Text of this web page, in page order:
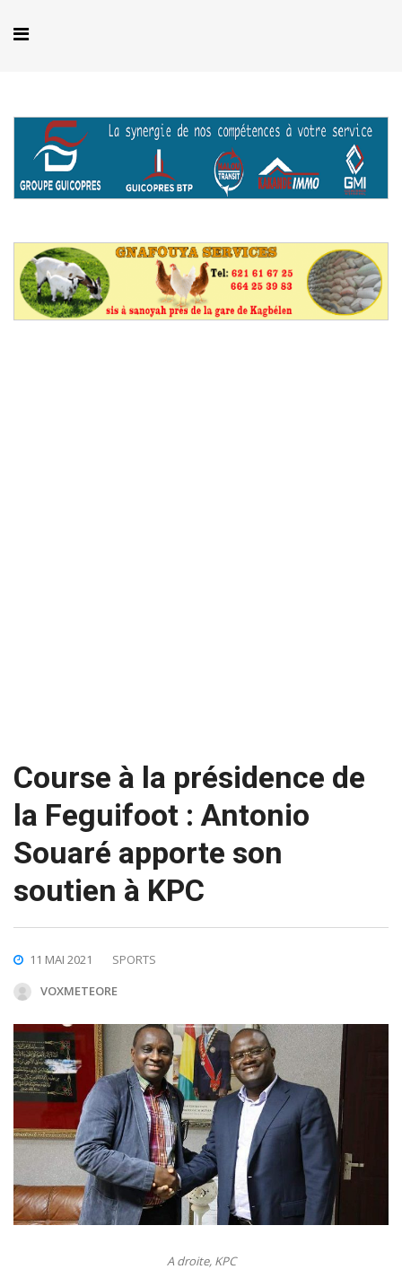
Course à la présidence de
la Feguifoot : Antonio
Souaré apporte son
soutien à KPC
11 MAI 2021
SPORTS
VOXMETEORE
A droite, KPC